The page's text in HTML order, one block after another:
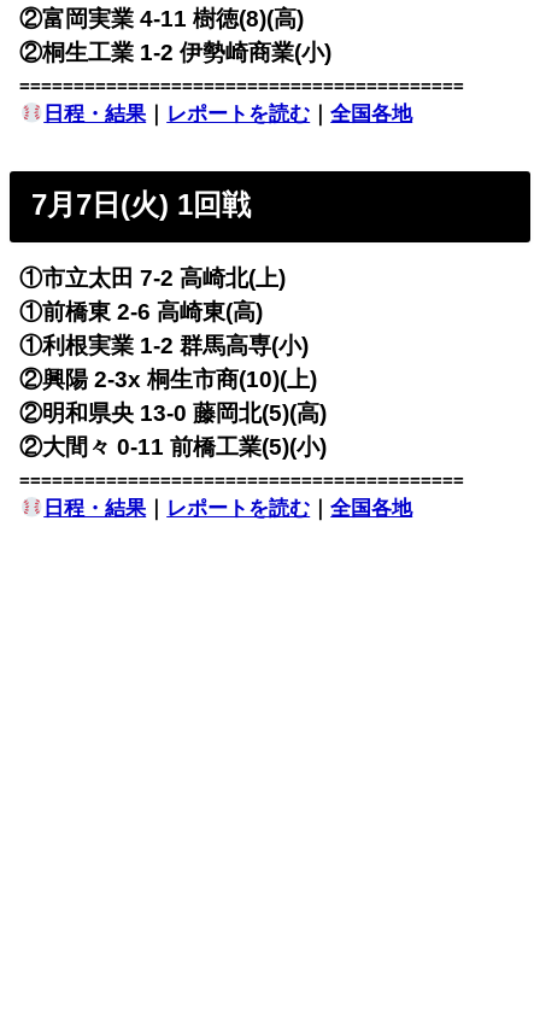
②富岡実業 4-11 樹徳(8)(高)
②桐生工業 1-2 伊勢崎商業(小)
=========================================
日程・結果｜ レポートを読む ｜全国各地
7月7日(火) 1回戦
①市立太田 7-2 高崎北(上)
①前橋東 2-6 高崎東(高)
①利根実業 1-2 群馬高専(小)
②興陽 2-3x 桐生市商(10)(上)
②明和県央 13-0 藤岡北(5)(高)
②大間々 0-11 前橋工業(5)(小)
=========================================
日程・結果｜ レポートを読む ｜全国各地